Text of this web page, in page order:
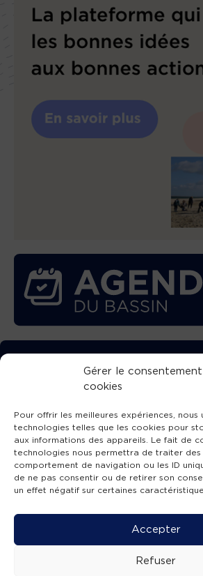
Gérer le
cookies
Pour offrir les meilleures expériences, nous
technologies telles que les cookies pour
aux informations des appareils. Le fait de
technologies nous permettra de traiter des
comportement de navigation ou les ID
de ne pas consentir ou de retirer son
un effet négatif sur certaines
Accepter
Refuser
TÉLÉCHARGEZ
L’APPLICATION
SUIVEZ-NOUS !
Mentions légales -Accessibilité